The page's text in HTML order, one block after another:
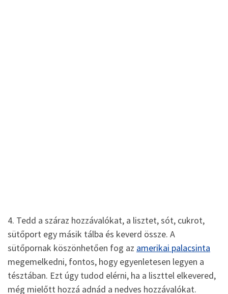
4. Tedd a száraz hozzávalókat, a lisztet, sót, cukrot,
sütőport egy másik tálba és keverd össze. A
sütőpornak köszönhetően fog az amerikai palacsinta
megemelkedni, fontos, hogy egyenletesen legyen a
tésztában. Ezt úgy tudod elérni, ha a liszttel elkevered,
még mielőtt hozzá adnád a nedves hozzávalókat.